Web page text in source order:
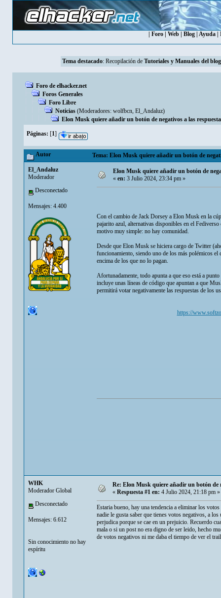
Foro Web Blog Ayuda
Tema destacado: Recopilación de Tutoriales y Manuales del blog
Foro de elhacker.net
Foros Generales
Foro Libre
Noticias (Moderadores: wolfbcn, El_Andaluz)
Elon Musk quiere añadir un botón de negativos a las
Páginas: [1]
Autor Tema: Elon Musk quiere añadir un botón de
El_Andaluz
Moderador
Desconectado
Mensajes: 4.400
Elon Musk quiere añadir un botón de
«en:3 Julio 2024, 23:34 pm »
Con el cambio de Jack Dorsey a Elon Musk en la
pajarito azul, alternativas disponibles en el
motivo muy simple: no hay comunidad.
Desde que Elon Musk se hiciera cargo de Twitter
funcionamiento, siendo uno de los más polémicos el
encima de los que no lo pagan.
Afortunadamente, todo apunta a que eso está a
incluye unas líneas de código que apuntan a que
permitirá votar negativamente las respuestas de los
https://
WHK
Moderador Global
Desconectado
Mensajes: 6.612
Sin conocimiento no hay
espíritu
Re: Elon Musk quiere añadir un botón de
« Respuesta #1 en: 4 Julio 2024, 21:18 pm »
Estaria bueno, hay una tendencia a eliminar los
nadie le gusta saber que tienes votos negativos, a
perjudica porque se cae en un prejuicio. Recuerdo
mala o si un post no era digno de ser leido, hecho
de votos negativos ni me daba el tiempo de ver el